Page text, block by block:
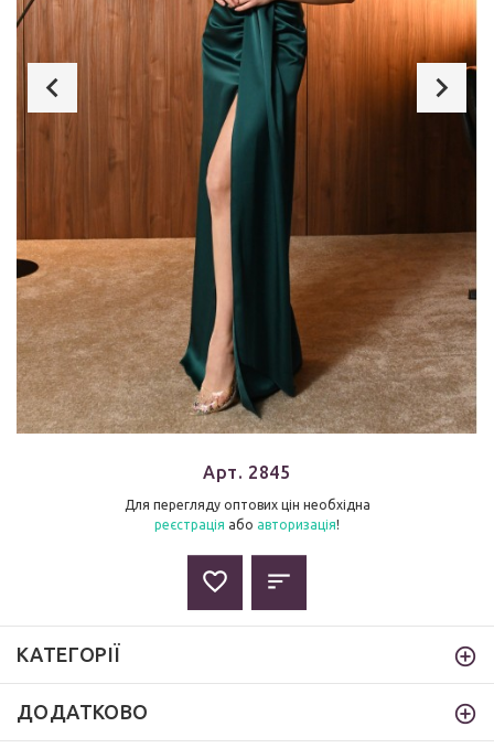
Арт. 2845
Для перегляду оптових цін необхідна
реєстрація або авторизація!
КАТЕГОРІЇ
ДОДАТКОВО